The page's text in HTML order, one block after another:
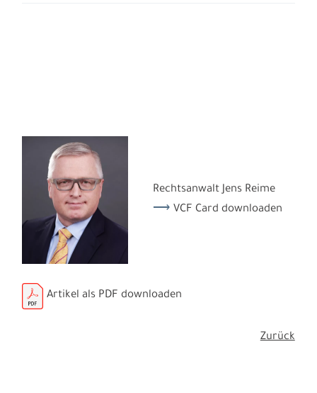
Rechtsanwalt Jens Reime
VCF Card downloaden
Artikel als PDF downloaden
Zurück